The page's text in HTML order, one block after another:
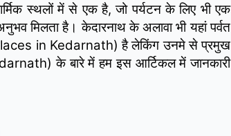
स्थलों में से एक है, जो पर्यटन के लिए भी एक
मिलता है। केदारनाथ के अलावा भी यहां पर्वत
in Kedarnath) है लेकिंग उनमे से प्रमुख
के बारे में हम इस आर्टिकल में जानकारी